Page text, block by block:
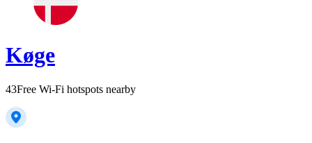
Køge
43Free Wi-Fi hotspots nearby